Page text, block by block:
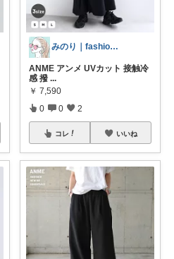
みのり｜fashion暮らしꕤ︎︎·͜·
ANME アンメ UVカット 接触冷
感 撥 ...
￥ 7,590
0 0 2
コレ いいね